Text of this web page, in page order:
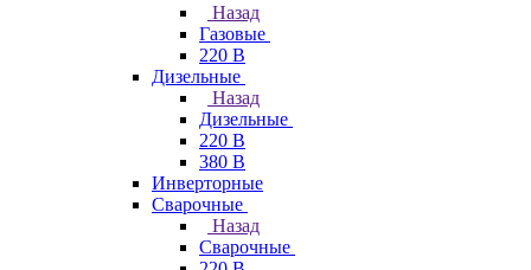
Назад
Газовые
220 В
Дизельные
Назад
Дизельные
220 В
380 В
Инверторные
Сварочные
Назад
Сварочные